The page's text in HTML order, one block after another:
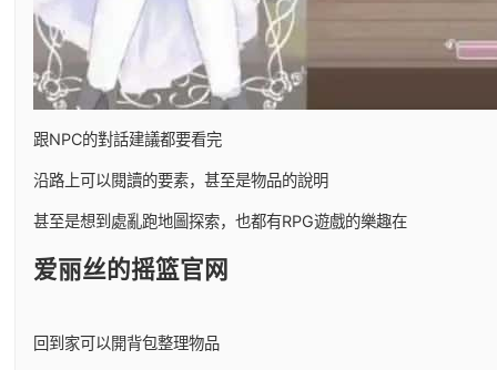
跟NPC的對話建議都要看完
沿路上可以閱讀的要素，甚至是物品的說明
甚至是想到處亂跑地圖探索，也都有RPG遊戲的樂趣在
爱丽丝的摇篮官网
回到家可以開背包整理物品